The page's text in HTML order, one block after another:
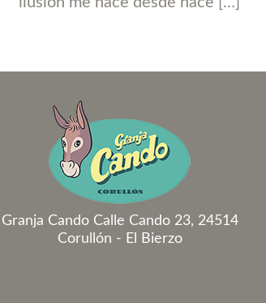
Granja Cando Calle Cando 23, 24514
Corullón - El Bierzo